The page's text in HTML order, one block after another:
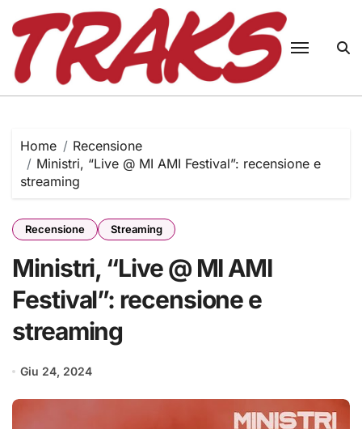
content
Home
Recensione
Ministri, “Live @ MI AMI Festival”: recensione e
streaming
Recensione Streaming
Ministri, “Live @ MI AMI
Festival”: recensione e
streaming
Giu 24, 2024